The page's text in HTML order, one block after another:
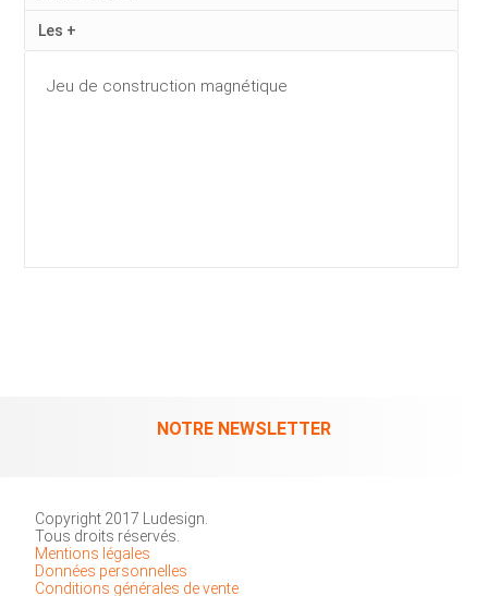
Les +
Jeu de construction magnétique
NOTRE NEWSLETTER
Copyright 2017 Ludesign.
Tous droits réservés.
Mentions légales
Données personnelles
Conditions générales de vente